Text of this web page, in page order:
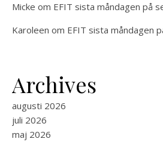
Micke om EFIT sista måndagen på
Karoleen om EFIT sista måndagen
Archives
augusti 2026
juli 2026
maj 2026